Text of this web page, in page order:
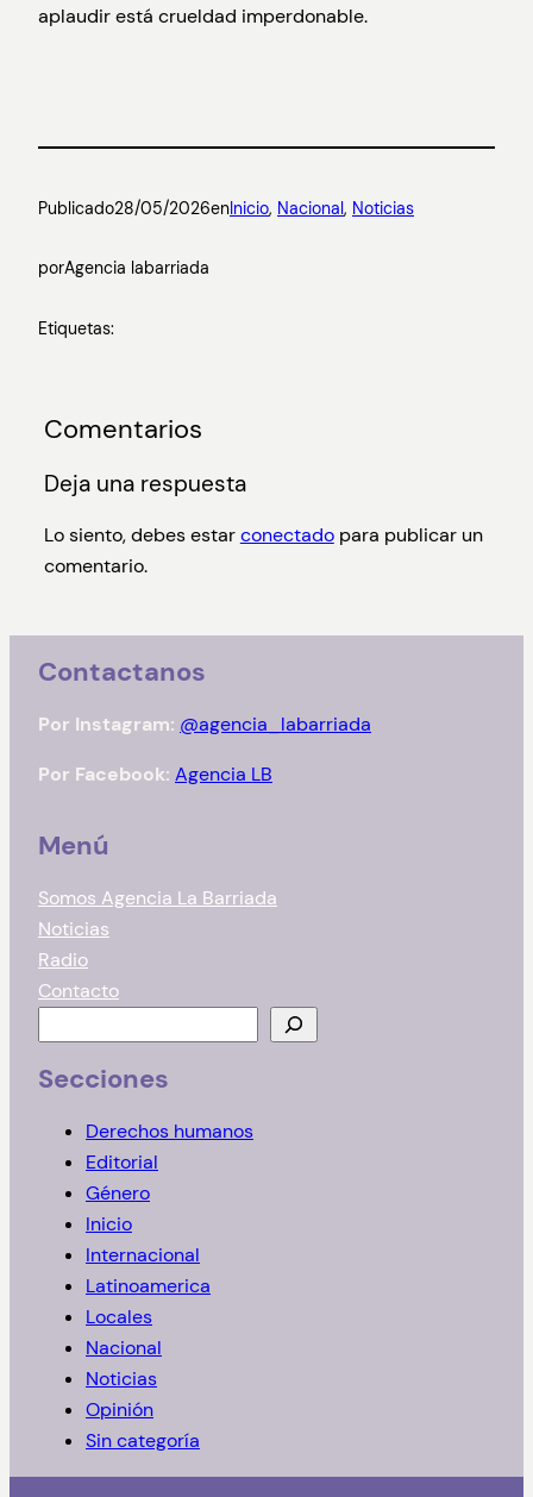
aplaudir está crueldad imperdonable.
Publicado28/05/2026enInicio, Nacional, Noticias
porAgencia labarriada
Etiquetas:
Comentarios
Deja una respuesta
Lo siento, debes estarconectadopara publicar un
comentario.
Contactanos
Por Instagram: @agencia_labarriada
Por Facebook: Agencia LB
Menú
Somos Agencia La Barriada
Noticias
Radio
Contacto
s
Secciones
Derechos humanos
Editorial
Género
Inicio
Internacional
Latinoamerica
Locales
Nacional
Noticias
Opinión
Sin categoría